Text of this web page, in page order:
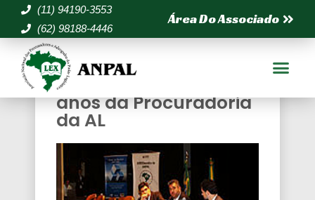
(11) 94190-3553
(62) 98188-4446
Área Do Associado
Três painéis marcam
evento promovido em
homenagem aos 40
anos da Procuradoria
da AL